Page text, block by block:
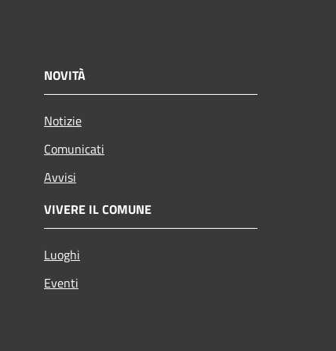
NOVITÀ
Notizie
Comunicati
Avvisi
VIVERE IL COMUNE
Luoghi
Eventi